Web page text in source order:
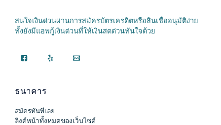
สนใจเงินด่วนผ่านการสมัครบัตรเครดิตหรือสินเชื่ออนุมัติง่าย
ทั้งยังมีแอพกู้เงินด่วนที่ให้เงินสดด่วนทันใจด้วย
ธนาคาร
สมัครทันทีเลย
ลิงค์หน้าทั้งหมดของเว็บไซต์